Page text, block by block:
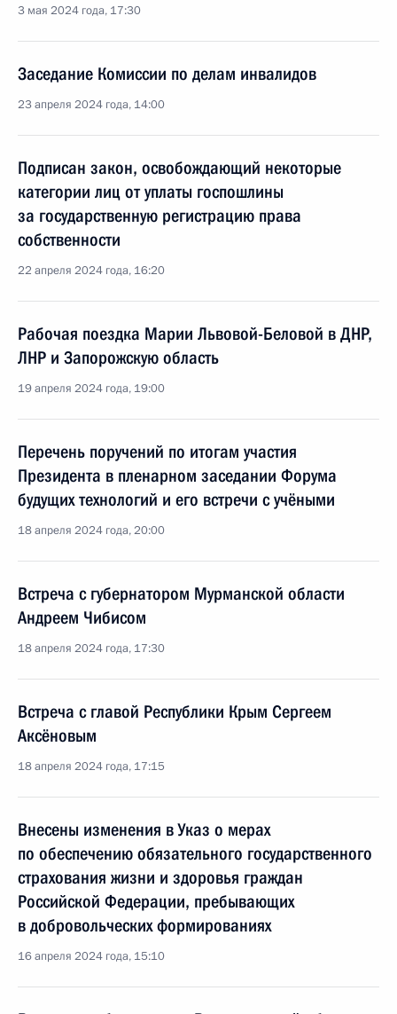
3 мая 2024 года, 17:30
Заседание Комиссии по делам инвалидов
23 апреля 2024 года, 14:00
Подписан закон, освобождающий некоторые
категории лиц от уплаты госпошлины
за государственную регистрацию права
собственности
22 апреля 2024 года, 16:20
Рабочая поездка Марии Львовой-Беловой в ДНР,
ЛНР и Запорожскую область
19 апреля 2024 года, 19:00
Перечень поручений по итогам участия
Президента в пленарном заседании Форума
будущих технологий и его встречи с учёными
18 апреля 2024 года, 20:00
Встреча с губернатором Мурманской области
Андреем Чибисом
18 апреля 2024 года, 17:30
Встреча с главой Республики Крым Сергеем
Аксёновым
18 апреля 2024 года, 17:15
Внесены изменения в Указ о мерах
по обеспечению обязательного государственного
страхования жизни и здоровья граждан
Российской Федерации, пребывающих
в добровольческих формированиях
16 апреля 2024 года, 15:10